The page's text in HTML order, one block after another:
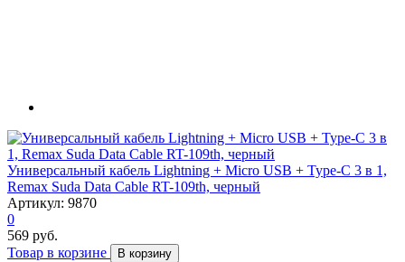
Универсальный кабель Lightning + Micro USB + Type-C 3 в 1,
Remax Suda Data Cable RT-109th, черный
Артикул: 9870
0
569 руб.
Товар в корзине
В корзину